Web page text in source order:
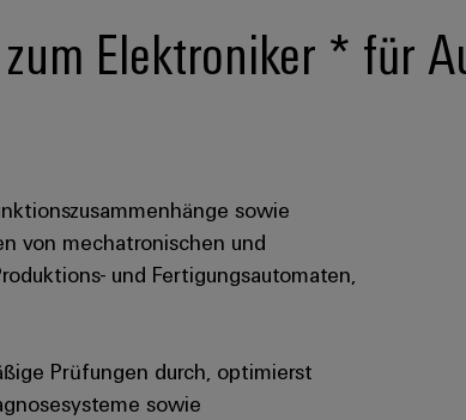
Elektroniker * für
sowie
von mechatronischen und
und Fertigungsautomaten,
Prüfungen durch, optimierst
sowie